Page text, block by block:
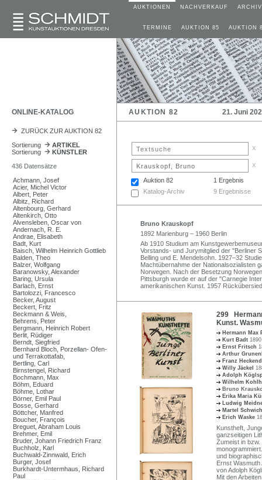
AUKTIONEN NACHVERKAUF ARCHIV
TERMINE AUKTION 85 AUKTION
ONLINE-KATALOG AUKTION 82 21. Juni
ZURÜCK ZUR AUKTION 82
Sortierung
ARTIKEL
Sortierung
KÜNSTLER
436 Datensätze
Achmann, Josef
Acier, Michel Victor
Albert, Peter
Albitz, Richard
Altenbourg, Gerhard
Altenkirch, Otto
Alvensleben, Oscar von
Andernach, R. E.
Andrae, Elisabeth
Badt, Kurt
Baisch, Wilhelm Heinrich Gottlieb
Balden, Theo
Balzer, Wolfgang
Baranowsky, Alexander
Baring, Ursula
Barlach, Ernst
Bartolozzi, Francesco
Becker, August
Beckert, Fritz
Beckmann & Weis,
Behrens, Peter
Bergmann, Heinrich Robert
Berlit, Rüdiger
Berndt, Siegfried
Bernhard Bloch, Porzellan- Ofen-
und Terrakottafab,
Bertling, Carl
Birnstengel, Richard
Bochmann, Max
Böhm, Eduard
Böhme, Lothar
Börner, Emil Paul
Bosse, Gerhard
Böttcher, Manfred
Boucher, François
Breguet, Abraham Louis
Brehmer, Emil
Bruder, Johann Friedrich Franz
Buchholz, Karl
Buchwald-Zinnwald, Erich
Burger, Josef
Burkhardt-Untermhaus, Richard
Paul
x
x
Auktion 82
1 Ergebnis
Katalog-Archiv
9 Ergebnisse
Bruno Krauskopf
1892 Marienburg – 1960 Berlin
Ab 1910 Studium am
Vorstands- und Jurymitglied der "Berliner
Belling und E. Mendelsohn. 1927–32
Machtübernahme der Nationalsozialisten
Norwegen. Nach der Besetzung
Pittsburgh wurde er auf der "Carnegie
amerikanischen Kunst. 1957
299
Kunst.
Hermann Max
Kurt Badt
Ernst Fritsch
Arthur
Franz
Willy Jäckel
Adolph
Wilhelm
Bruno
Erika Maria
Ludwig
Martel
Erich Waske
Kunstheft,
ganzseitigen
Zumeist in
und
Ernst Wasmuth
von Adolph
Mit den